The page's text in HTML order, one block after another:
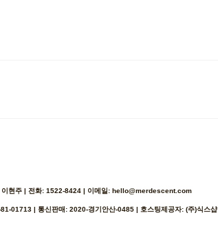
이현주 | 전화: 1522-8424 | 이메일: hello@merdescent.com
01713 | 통신판매: 2020-경기안산-0485 | 호스팅제공자: (주)식스샵